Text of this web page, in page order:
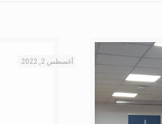
أغسطس 2, 2022